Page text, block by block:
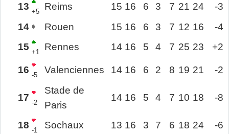
13 +5 Reims 15 16 6 3 7 21 24
-3
14
Rouen 15 16 6 3 7 12 16
-4
15 +1 Rennes 14 16 5 4 7 25 23 +2
16 -5 Valenciennes 14 16 6 2 8 19 21 -2
17 -2
Stade de
Paris
14 16 5 4 7 10 18 -8
18 -1 Sochaux 13 16 3 7 6 18 24
-6